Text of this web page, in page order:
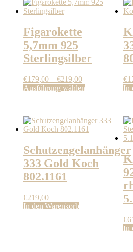
Figarokette
5,7mm 925
Sterlingsilber
€179,00 – €219,00Preisspanne:
€179,00
Ausführung wählen
Varianten
auf.
Optionen
können
auf
€
In
Schutzengelanhänger
333 Gold Koch
802.1161
€219,00
In den Warenkorb
€
In